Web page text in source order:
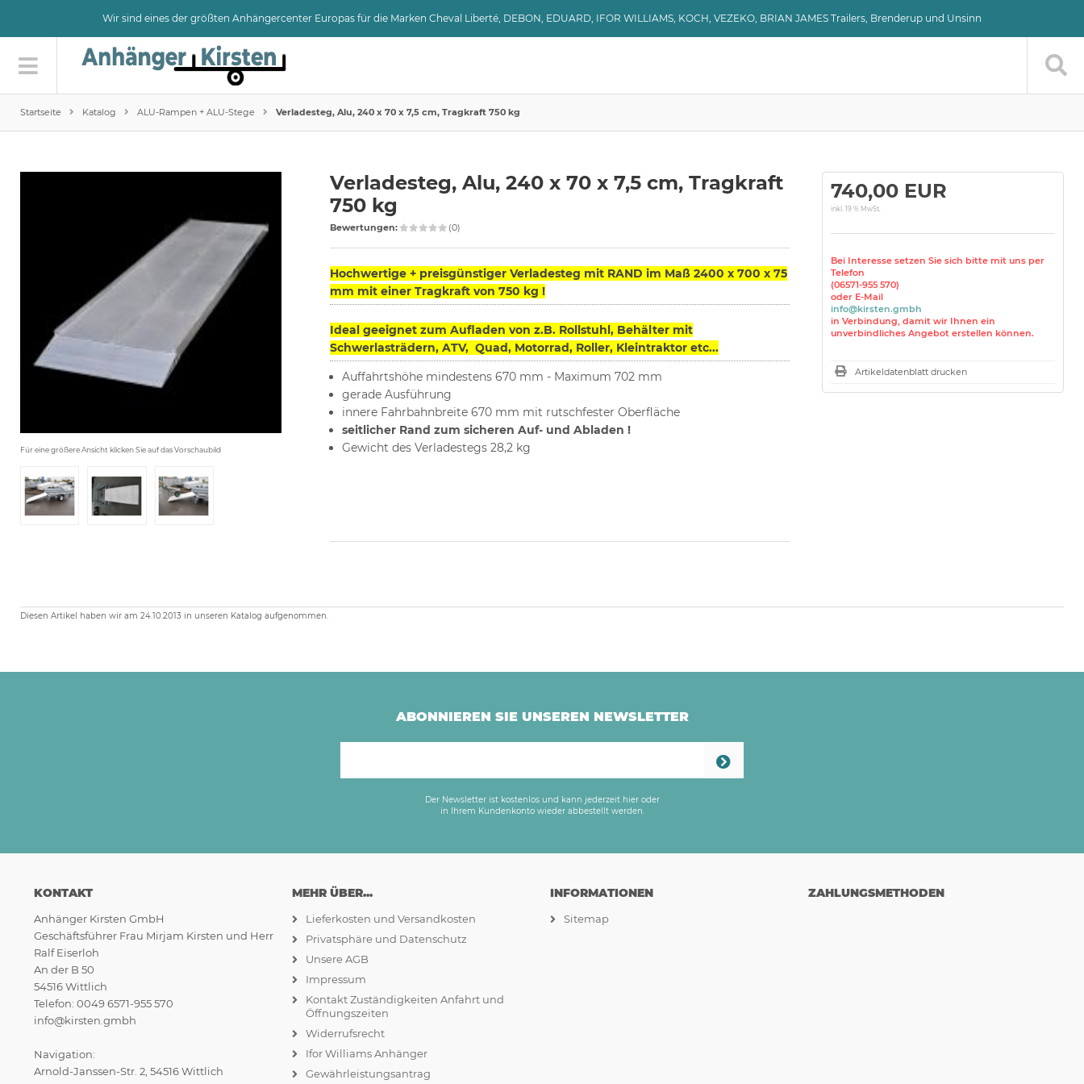
Wir sind eines der größten Anhängercenter Europas für die Marken Cheval Liberté, DEBON, EDUARD, IFOR WILLIAMS, KOCH, VEZEKO, BRIAN JAMES Trailers, Brenderup und Unsinn
Startseite Katalog ALU-Rampen + ALU-Stege Verladesteg, Alu, 240 x 70 x 7,5 cm, Tragkraft 750 kg
Für eine größere Ansicht klicken Sie auf das Vorschaubild
Verladesteg, Alu, 240 x 70 x 7,5 cm, Tragkraft
750 kg
Bewertungen: (0)
Hochwertige + preisgünstiger Verladesteg mit RAND im Maß 2400 x 700 x 75
mm mit einer Tragkraft von 750 kg !
Ideal geeignet zum Aufladen von z.B. Rollstuhl, Behälter mit
Schwerlasträdern, ATV, Quad, Motorrad, Roller, Kleintraktor etc...
Auffahrtshöhe mindestens 670 mm - Maximum 702 mm
gerade Ausführung
innere Fahrbahnbreite 670 mm mit rutschfester Oberfläche
seitlicher Rand zum sicheren Auf- und Abladen !
Gewicht des Verladestegs 28,2 kg
740,00 EUR
inkl. 19 % MwSt.
Bei Interesse setzen Sie sich bitte mit uns per
Telefon
(06571-955 570)
oder E-Mail
info@kirsten.gmbh
in Verbindung, damit wir Ihnen ein
unverbindliches Angebot erstellen können.
Artikeldatenblatt drucken
Diesen Artikel haben wir am 24.10.2013 in unseren Katalog aufgenommen.
ABONNIEREN SIE UNSEREN NEWSLETTER
Der Newsletter ist kostenlos und kann jederzeit hier oder
in Ihrem Kundenkonto wieder abbestellt werden.
KONTAKT
Anhänger Kirsten GmbH
Geschäftsführer Frau Mirjam Kirsten und Herr
Ralf Eiserloh
An der B 50
54516 Wittlich
Telefon: 0049 6571-955 570
info@kirsten.gmbh
Navigation:
Arnold-Janssen-Str. 2, 54516 Wittlich
MEHR ÜBER...
Lieferkosten und Versandkosten
Privatsphäre und Datenschutz
Unsere AGB
Impressum
Kontakt Zuständigkeiten Anfahrt und
Öffnungszeiten
Widerrufsrecht
Ifor Williams Anhänger
Gewährleistungsantrag
INFORMATIONEN
Sitemap
ZAHLUNGSMETHODEN